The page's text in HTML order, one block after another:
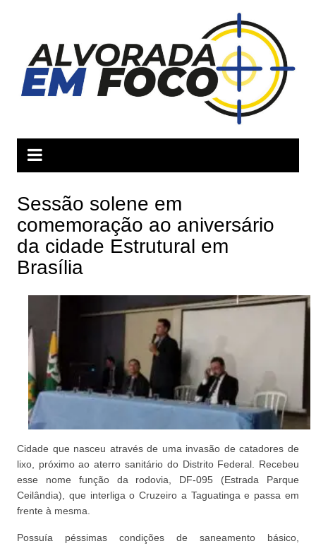
conteúdo
Sessão solene em
comemoração ao aniversário
da cidade Estrutural em
Brasília
Cidade que nasceu através de uma invasão de catadores de
lixo, próximo ao aterro sanitário do Distrito Federal. Recebeu
esse nome função da rodovia, DF-095 (Estrada Parque
Ceilândia), que interliga o Cruzeiro a Taguatinga e passa em
frente à mesma.
Possuía péssimas condições de saneamento básico,